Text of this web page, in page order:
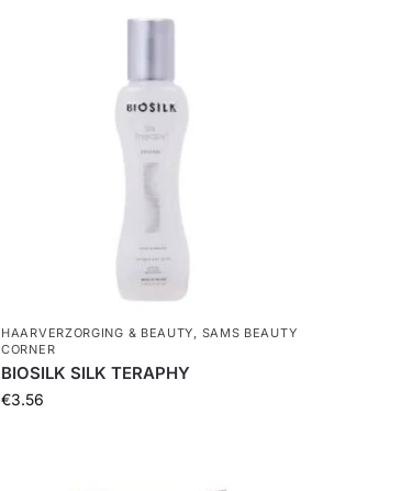
HAARVERZORGING & BEAUTY, SAMS BEAUTY
CORNER
BIOSILK SILK TERAPHY
€3.56